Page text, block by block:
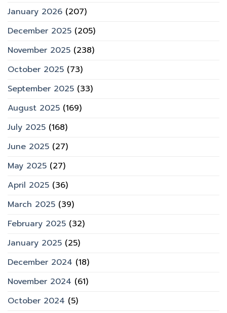
January 2026 (207)
December 2025 (205)
November 2025 (238)
October 2025 (73)
September 2025 (33)
August 2025 (169)
July 2025 (168)
June 2025 (27)
May 2025 (27)
April 2025 (36)
March 2025 (39)
February 2025 (32)
January 2025 (25)
December 2024 (18)
November 2024 (61)
October 2024 (5)